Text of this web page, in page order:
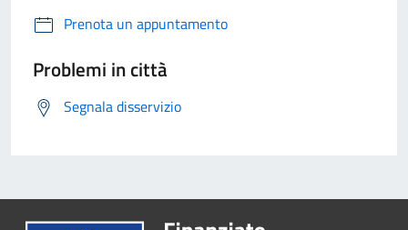
Prenota un appuntamento
Problemi in città
Segnala disservizio